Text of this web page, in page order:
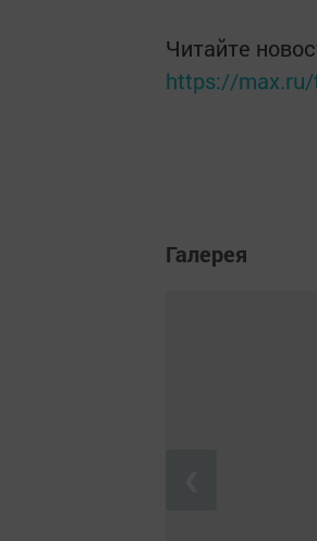
Читайте
https://
Галерея